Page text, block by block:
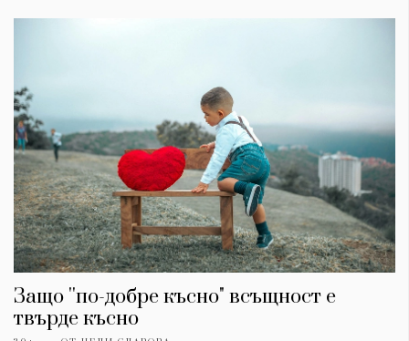
Защо ''по-добре късно" всъщност е
твърде късно
КАТЕГОРИИ
Wine&Dine
Подкасти
Мода
Dialogue
Изкуство
ЗА НАС
Условия за
ползване
За нас
Реклама